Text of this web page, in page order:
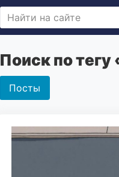
Поиск по тегу
Посты